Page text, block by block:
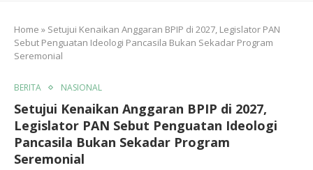
Home » Setujui Kenaikan Anggaran BPIP di 2027, Legislator PAN
Sebut Penguatan Ideologi Pancasila Bukan Sekadar Program
Seremonial
BERITA NASIONAL
Setujui Kenaikan Anggaran BPIP di 2027,
Legislator PAN Sebut Penguatan Ideologi
Pancasila Bukan Sekadar Program
Seremonial